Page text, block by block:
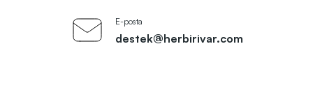
E-posta
destek@herbirivar.com